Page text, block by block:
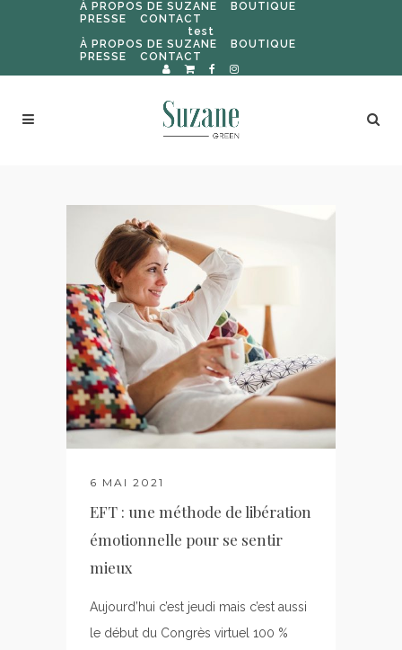
À PROPOS DE SUZANE
BOUTIQUE
PRESSE
CONTACT
test
À PROPOS DE SUZANE
BOUTIQUE
PRESSE
CONTACT
6 MAI 2021
EFT : une méthode de libération
émotionnelle pour se sentir
mieux
Aujourd’hui c’est jeudi mais c’est aussi
le début du Congrès virtuel 100 %